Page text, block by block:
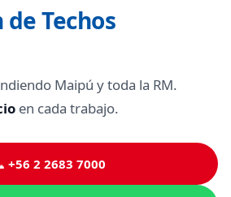
Techos
Maipú y toda la RM.
en cada trabajo.
+56 2 2683 7000